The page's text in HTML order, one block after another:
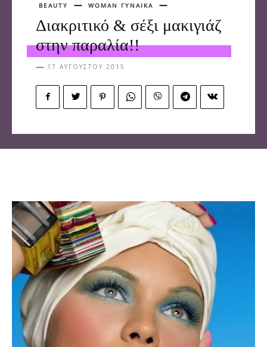
BEAUTY WOMAN ΓΥΝΑΙΚΑ
Διακριτικό & σέξι μακιγιάζ
στην παραλία!!
17 ΑΥΓΟΎΣΤΟΥ 2015